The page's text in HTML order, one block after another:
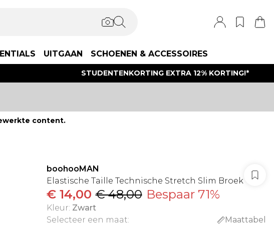
UITGAAN SCHOENEN & ACCESSOIRES
STUDENTENKORTING EXTRA 12% KORTING!*
content.
boohooMAN
Elastische Taille Technische Stretch Slim Broek
€ 14,00 € 48,00 Bespaar 71%
Kleur: Zwart
Selecteer een maat:
Maattabel